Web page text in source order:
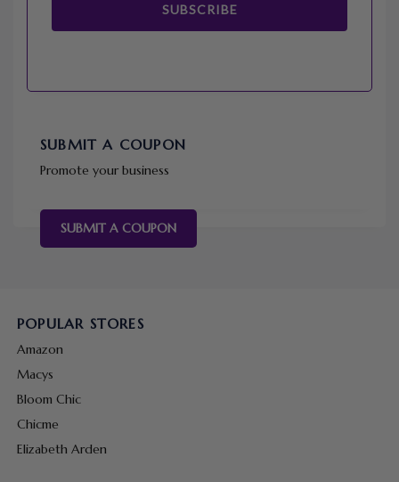
SUBSCRIBE
SUBMIT A COUPON
Promote your business
SUBMIT A COUPON
POPULAR STORES
Amazon
Macys
Bloom Chic
Chicme
Elizabeth Arden